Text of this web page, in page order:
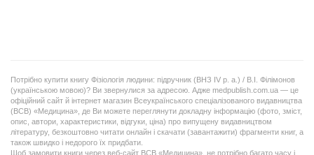
Потрібно купити книгу Фізіологія людини: підручник (ВНЗ ІV р. а.) / В.І. Філімонов
(українською мовою)? Ви звернулися за адресою. Адже medpublish.com.ua — це
офіційний сайт й інтернет магазин Всеукраїнського спеціалізованого видавництва
(ВСВ) «Медицина», де Ви можете переглянути докладну інформацію (фото, зміст,
опис, автори, характеристики, відгуки, ціна) про випущену видавництвом
літературу, безкоштовно читати онлайн і скачати (завантажити) фрагменти книг, а
також швидко і недорого їх придбати.
Щоб замовити книги через веб-сайт ВСВ «Медицина», не потрібно багато часу і